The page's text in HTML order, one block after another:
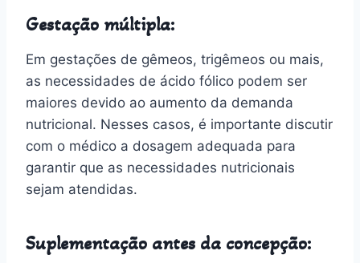
Gestação múltipla:
Em gestações de gêmeos, trigêmeos ou mais,
as necessidades de ácido fólico podem ser
maiores devido ao aumento da demanda
nutricional. Nesses casos, é importante discutir
com o médico a dosagem adequada para
garantir que as necessidades nutricionais
sejam atendidas.
Suplementação antes da concepção: